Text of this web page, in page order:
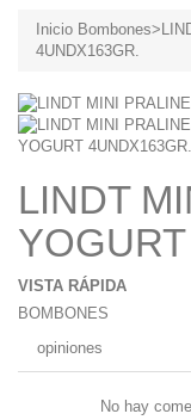
Inicio Bombones>
4UNDX163GR.
LINDT
VISTA RÁPIDA
BOMBONES
opiniones
No hay